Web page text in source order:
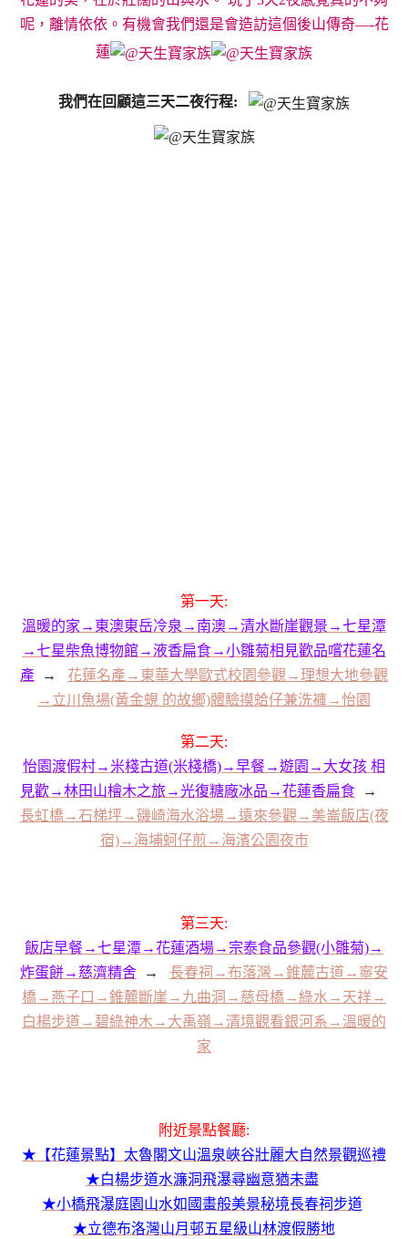
呢，離情依依。有機會我們還是會造訪這個後山傳奇—-花
蓮
我們在回顧這三天二夜行程:
第一天:
溫暖的家→東澳東岳冷泉→南澳→清水斷崖觀景→七星潭
→七星柴魚博物館→液香扁食→小雛菊相見歡品嚐花蓮名
產
→ 花蓮名產→東華大學歐式校園參觀→理想大地參觀
→立川魚場(黃金蜆 的故鄉)體驗摸蛤仔兼洗褲→怡園
第二天:
怡園渡假村→米棧古道(米棧橋)→早餐→遊園→大女孩 相
見歡→林田山檜木之旅→光復糖廠冰品→花蓮香扁食 →
長虹橋→石梯坪→磯崎海水浴場→遠來參觀→美崙飯店(夜
宿)→海埔蚵仔煎→海濱公園夜市
第三天:
飯店早餐→七星潭→花蓮酒場→宗泰食品參觀(小雛菊)→
炸蛋餅→慈濟精舍 → 長春祠→布落灣→錐麓古道→寧安
橋→燕子口→錐麓斷崖→九曲洞→慈母橋→綠水→天祥→
白楊步道→碧綠神木→大禹嶺→清境觀看銀河系→溫暖的
家
附近景點餐廳:
★【花蓮景點】太魯閣文山溫泉峽谷壯麗大自然景觀巡禮
★白楊步道水濂洞飛瀑尋幽意猶未盡
★小橋飛瀑庭園山水如國畫般美景秘境長春祠步道
★立德布洛灣山月邨五星級山林渡假勝地